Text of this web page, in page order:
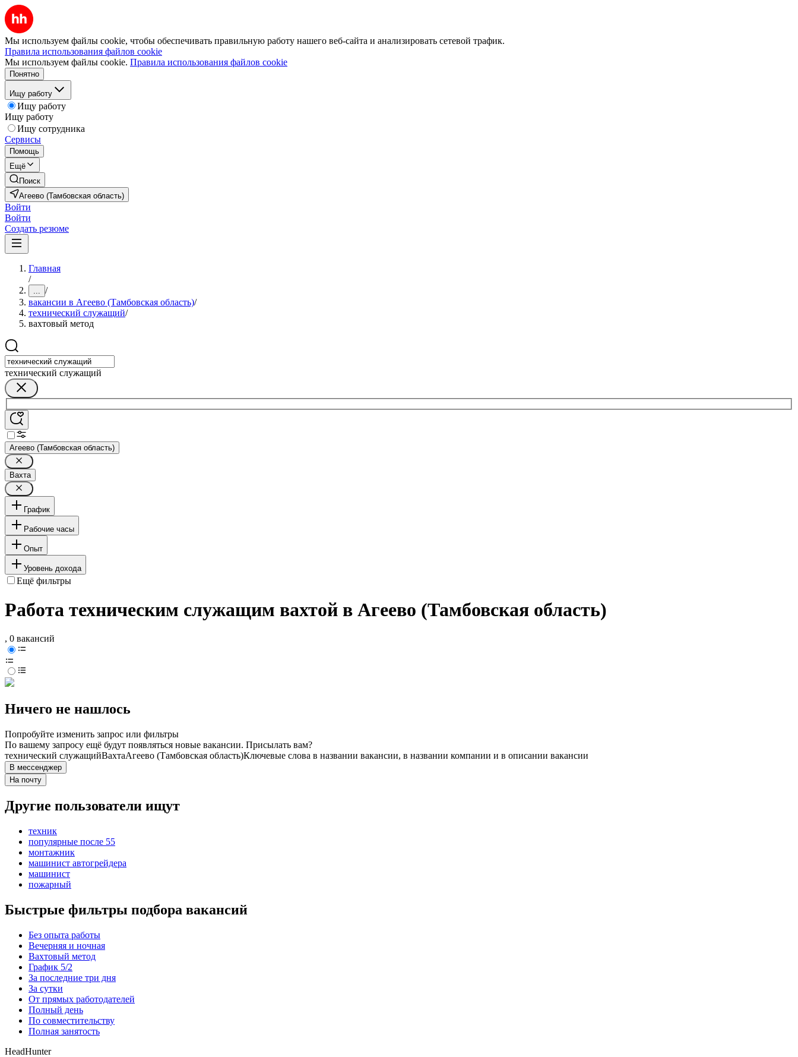
Мы используем файлы cookie, чтобы обеспечивать правильную работу нашего веб-сайта и анализировать сетевой трафик.
Правила использования файлов cookie
Мы используем файлы cookie. Правила использования файлов cookie
Понятно
Ищу работу
Ищу работу
Ищу работу
Ищу сотрудника
Сервисы
Помощь
Ещё
Поиск
Агеево (Тамбовская область)
Войти
Войти
Создать резюме
Главная
/
... /
вакансии в Агеево (Тамбовская область)/
технический служащий/
вахтовый метод
технический служащий
Агеево (Тамбовская область)
Вахта
График
Рабочие часы
Опыт
Уровень дохода
Ещё фильтры
Работа техническим служащим вахтой в Агеево (Тамбовская область)
, 0 вакансий
Ничего не нашлось
Попробуйте изменить запрос или фильтры
По вашему запросу ещё будут появляться новые вакансии. Присылать вам?
технический служащийВахтаАгеево (Тамбовская область)Ключевые слова в названии вакансии, в названии компании и в описании вакансии
В мессенджер
На почту
Другие пользователи ищут
техник
популярные после 55
монтажник
машинист автогрейдера
машинист
пожарный
Быстрые фильтры подбора вакансий
Без опыта работы
Вечерняя и ночная
Вахтовый метод
График 5/2
За последние три дня
За сутки
От прямых работодателей
Полный день
По совместительству
Полная занятость
HeadHunter